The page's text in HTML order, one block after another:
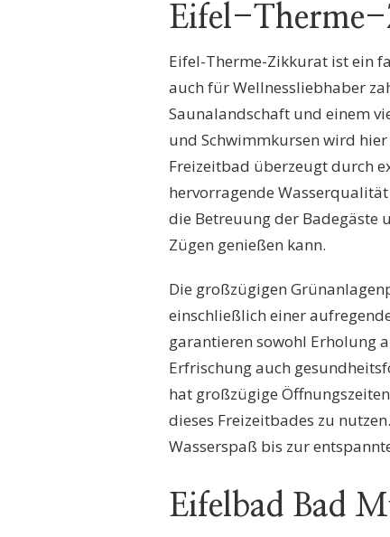
Eifel-Therme-
Eifel-Therme-Zikkurat ist ein
auch für Wellnessliebhaber
Saunalandschaft und einem
und Schwimmkursen wird
Freizeitbad überzeugt durch
hervorragende
die Betreuung der Badegäste
Zügen genießen kann.
Die großzügigen
einschließlich einer
garantieren sowohl Erholung
Erfrischung auch
hat großzügige
dieses Freizeitbades zu
Wasserspaß bis zur
Eifelbad Bad